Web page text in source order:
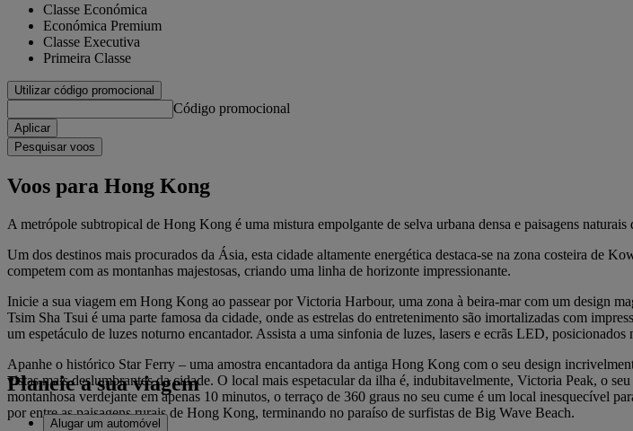
Classe Económica
Económica Premium
Classe Executiva
Primeira Classe
Utilizar código promocional
Código promocional
Aplicar
Pesquisar voos
Voos para Hong Kong
A metrópole subtropical de Hong Kong é uma mistura empolgante de selva urbana densa e paisagens naturais
Um dos destinos mais procurados da Ásia, esta cidade altamente energética destaca-se na zona costeira de
competem com as montanhas majestosas, criando uma linha de horizonte impressionante.
Inicie a sua viagem em Hong Kong ao passear por Victoria Harbour, uma zona à beira-mar com um design
Tsim Sha Tsui é uma parte famosa da cidade, onde as estrelas do entretenimento são imortalizadas com
um espetáculo de luzes noturno encantador. Assista a uma sinfonia de luzes, lasers e ecrãs LED,
Apanhe o histórico Star Ferry – uma amostra encantadora da antiga Hong Kong com o seu design
vistas mais deslumbrantes da cidade. O local mais espetacular da ilha é, indubitavelmente, Victoria Peak, o
montanhosa verdejante em apenas 10 minutos, o terraço de 360 graus no seu cume é um local inesquecível
por entre as paisagens rurais de Hong Kong, terminando no paraíso de surfistas de Big Wave Beach.
Planeie a sua viagem
Alugar um automóvel